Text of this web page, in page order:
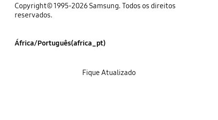
Copyright© 1995-2026 Samsung. Todos os direitos
reservados.
África/Português(africa_pt)
Fique Atualizado